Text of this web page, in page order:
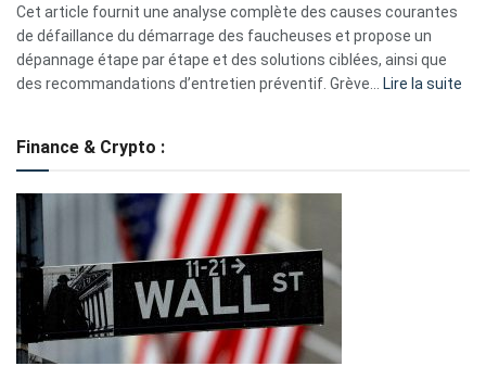
S330
eufy
Cet article fournit une analyse complète des causes courantes
de défaillance du démarrage des faucheuses et propose un
dépannage étape par étape et des solutions ciblées, ainsi que
des recommandations d’entretien préventif. Grève… Lire la suite
Finance & Crypto :